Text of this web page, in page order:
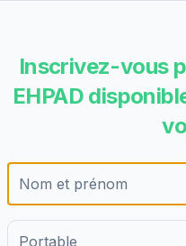
61.84€/jour
Inscrivez-vous
EHPAD